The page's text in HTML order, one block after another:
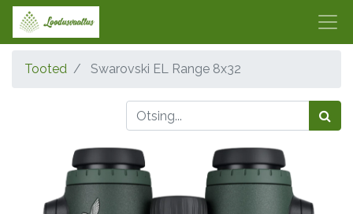
Tooted Swarovski EL Range 8x32